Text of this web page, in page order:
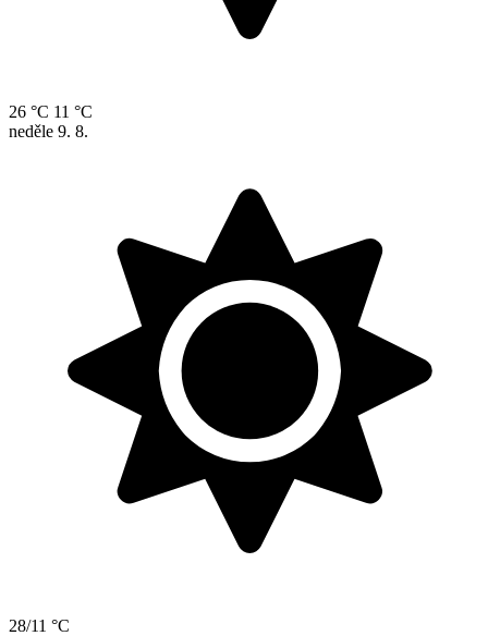
26 °C 11 °C
neděle 9. 8.
28/11 °C